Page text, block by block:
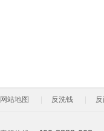
网站地图 反洗钱